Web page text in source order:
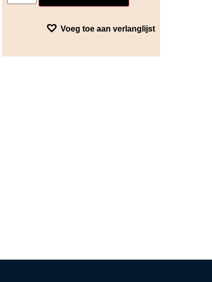
Voeg toe aan verlanglijst